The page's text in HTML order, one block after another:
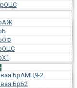
БрАМЦ9-2
БрБ2